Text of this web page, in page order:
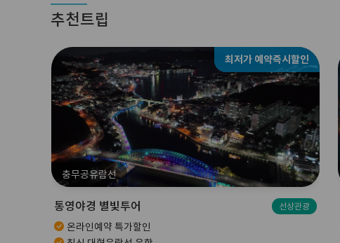
추천트립
최저가 예약즉시할인
충무공유람선
통영야경 별빛투어 선상관광
온라인예약 특가할인